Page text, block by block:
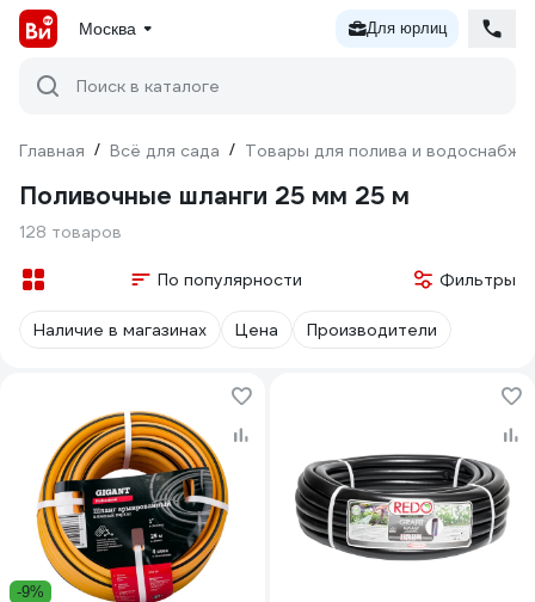
Москва Для юрлиц
Поиск в каталоге
Главная / Всё для сада / Товары для полива и
Поливочные шланги 25 мм 25 м
128 товаров
По популярности Фильтры
Наличие в магазинах Цена Производители
-9%